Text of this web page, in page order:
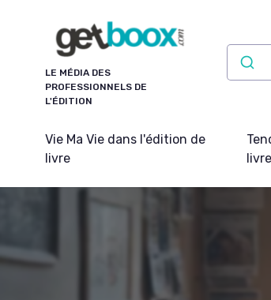
LE MÉDIA DES
PROFESSIONNELS DE
L'ÉDITION
Vie Ma Vie dans l'édition de
livre
livre